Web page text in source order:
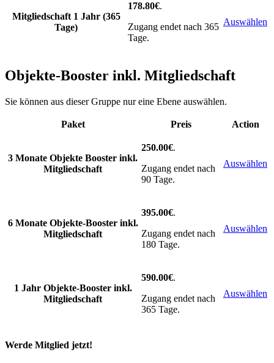
Mitgliedschaft 1 Jahr (365
Tage)
178.80€.
Zugang endet nach 365
Tage.
Auswählen
Objekte-Booster inkl. Mitgliedschaft
Sie können aus dieser Gruppe nur eine Ebene auswählen.
Paket Preis Action
3 Monate Objekte Booster inkl.
Mitgliedschaft
250.00€.
Zugang endet nach
90 Tage.
Auswählen
6 Monate Objekte-Booster inkl.
Mitgliedschaft
395.00€.
Zugang endet nach
180 Tage.
Auswählen
1 Jahr Objekte-Booster inkl.
Mitgliedschaft
590.00€.
Zugang endet nach
365 Tage.
Auswählen
Werde Mitglied jetzt!